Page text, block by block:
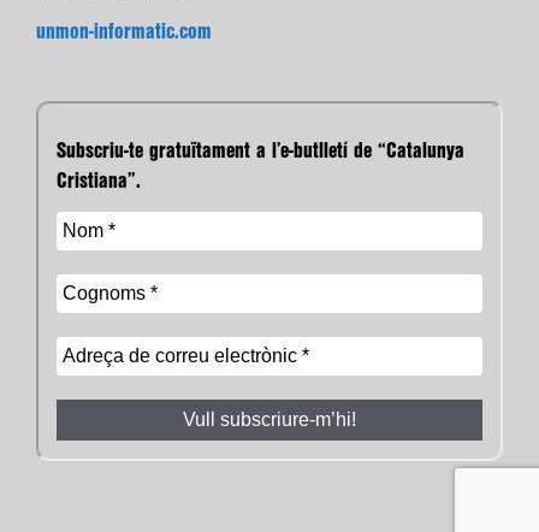
unmon-informatic.com
Subscriu-te gratuïtament a l’e-butlletí de “Catalunya
Cristiana”.